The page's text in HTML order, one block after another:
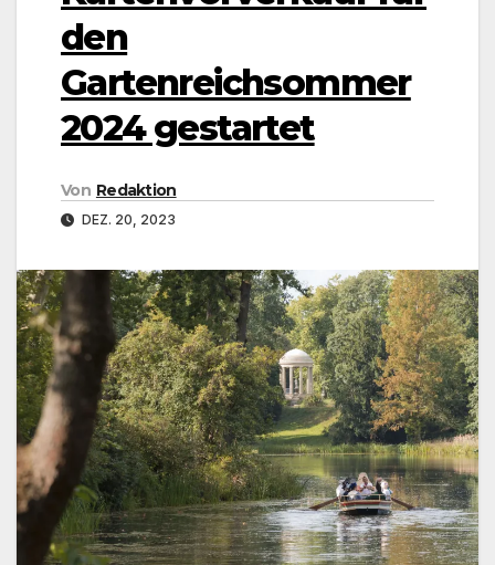
den
Gartenreichsommer
2024 gestartet
Von Redaktion
DEZ. 20, 2023